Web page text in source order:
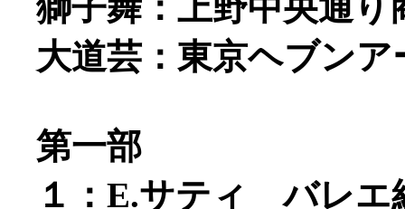
大道芸：東京ヘブン
第一部
１：E.サティ バレエ